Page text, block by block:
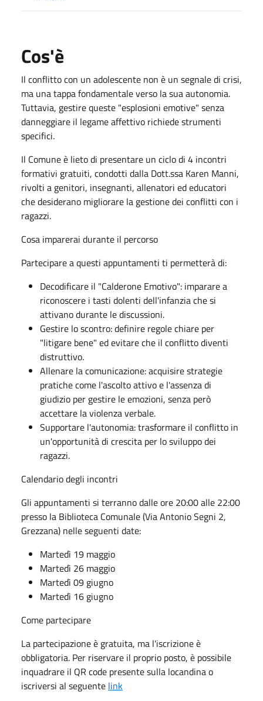
Cos'è
Il conflitto con un adolescente non è un segnale di crisi,
ma una tappa fondamentale verso la sua autonomia.
Tuttavia, gestire queste "esplosioni emotive" senza
danneggiare il legame affettivo richiede strumenti
specifici.
Il Comune è lieto di presentare un ciclo di 4 incontri
formativi gratuiti, condotti dalla Dott.ssa Karen Manni,
rivolti a genitori, insegnanti, allenatori ed educatori
che desiderano migliorare la gestione dei conflitti con i
ragazzi.
Cosa imparerai durante il percorso
Partecipare a questi appuntamenti ti permetterà di:
Decodificare il "Calderone Emotivo": imparare a
riconoscere i tasti dolenti dell'infanzia che si
attivano durante le discussioni.
Gestire lo scontro: definire regole chiare per
"litigare bene" ed evitare che il conflitto diventi
distruttivo.
Allenare la comunicazione: acquisire strategie
pratiche come l'ascolto attivo e l'assenza di
giudizio per gestire le emozioni, senza però
accettare la violenza verbale.
Supportare l'autonomia: trasformare il conflitto in
un'opportunità di crescita per lo sviluppo dei
ragazzi.
Calendario degli incontri
Gli appuntamenti si terranno dalle ore 20:00 alle 22:00
presso la Biblioteca Comunale (Via Antonio Segni 2,
Grezzana) nelle seguenti date:
Martedì 19 maggio
Martedì 26 maggio
Martedì 09 giugno
Martedì 16 giugno
Come partecipare
La partecipazione è gratuita, ma l'iscrizione è
obbligatoria. Per riservare il proprio posto, è possibile
inquadrare il QR code presente sulla locandina o
iscriversi al seguente link